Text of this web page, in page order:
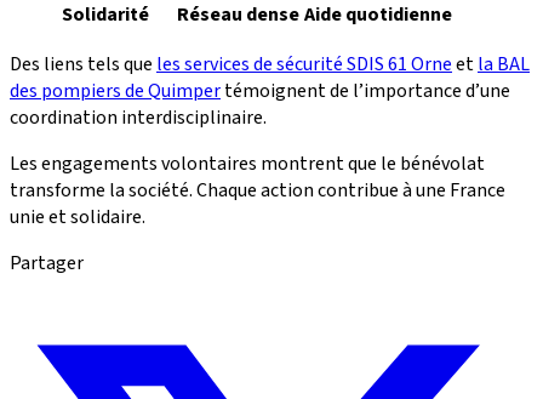
Solidarité
Réseau denseAide quotidienne
Des liens tels que les services de sécurité SDIS 61 Orneetla BAL
des pompiers de Quimpertémoignent de l’importance d’une
coordination interdisciplinaire.
Les engagements volontaires montrent que le bénévolat
transforme la société. Chaque action contribue à une France
unie et solidaire.
Partager